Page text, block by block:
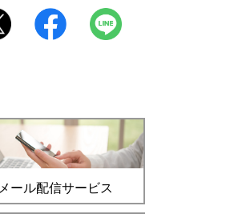
メール配信サービス